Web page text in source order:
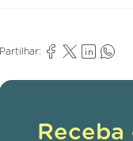
Partilhar: